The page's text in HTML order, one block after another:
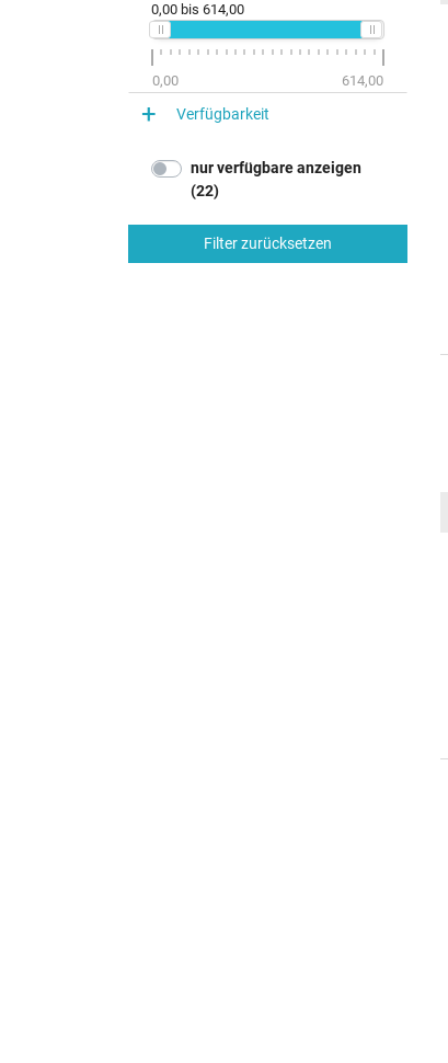
0,00 bis 614,00
0,00 614,00
Verfügbarkeit
nur verfügbare anzeigen
(22)
Filter zurücksetzen